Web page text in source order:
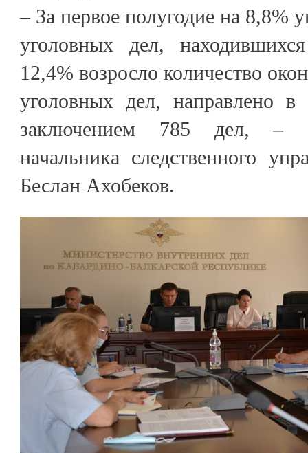
– За первое полугодие на 8,8%
уголовных дел,
12,4% возросло количество
уголовных дел, направлено
заключением 785 дел, –
начальника следственного
Беслан Ахобеков.